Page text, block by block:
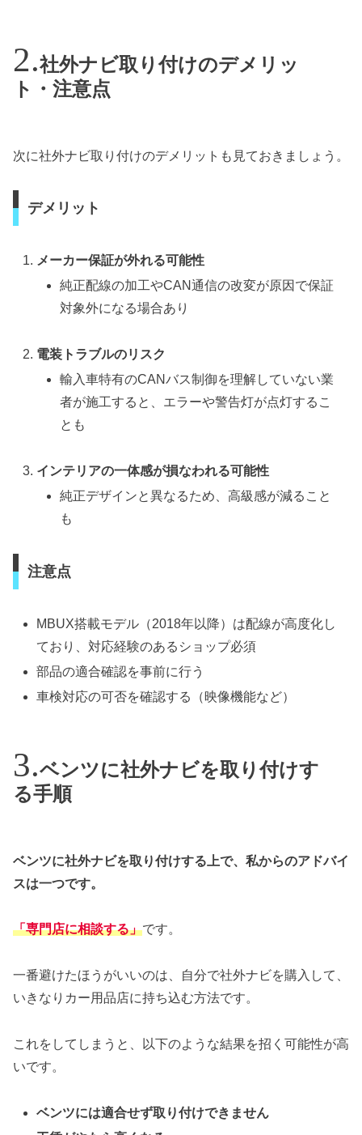
社外ナビ取り付けのデメリッ
ト・注意点
次に社外ナビ取り付けのデメリットも見ておきましょう。
デメリット
メーカー保証が外れる可能性
純正配線の加工やCAN通信の改変が原因で保証
対象外になる場合あり
電装トラブルのリスク
輸入車特有のCANバス制御を理解していない業
者が施工すると、エラーや警告灯が点灯するこ
とも
インテリアの一体感が損なわれる可能性
純正デザインと異なるため、高級感が減ること
も
注意点
MBUX搭載モデル（2018年以降）は配線が高度化し
ており、対応経験のあるショップ必須
部品の適合確認を事前に行う
車検対応の可否を確認する（映像機能など）
ベンツに社外ナビを取り付けす
る手順
ベンツに社外ナビを取り付けする上で、私からのアドバイ
スは一つです。
「専門店に相談する」です。
一番避けたほうがいいのは、自分で社外ナビを購入して、
いきなりカー用品店に持ち込む方法です。
これをしてしまうと、以下のような結果を招く可能性が高
いです。
ベンツには適合せず取り付けできません